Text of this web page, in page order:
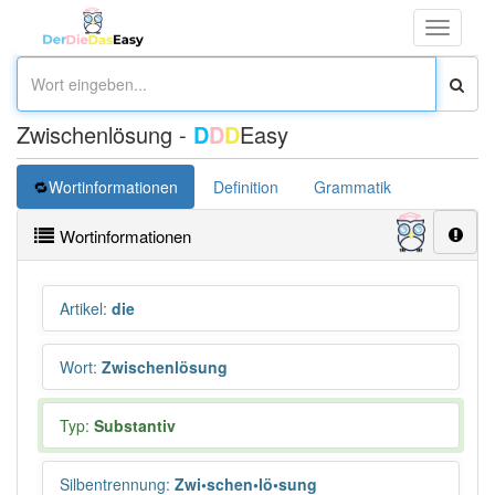
Toggle
Zwischenlösung - DDDEasy
Wortinformationen Definition Grammatik
Wortinformationen
Artikel: die
Wort: Zwischenlösung
Typ: Substantiv
Silbentrennung: Zwi•schen•lö•sung